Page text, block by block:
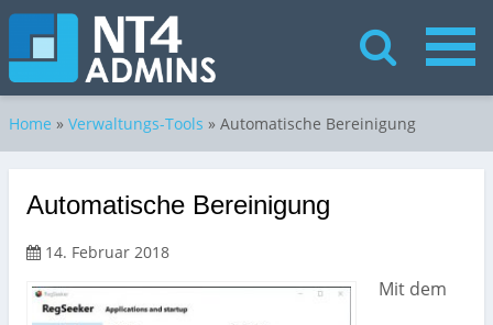
Home » Verwaltungs-Tools » Automatische Bereinigung
Automatische Bereinigung
14. Februar 2018
Mit dem